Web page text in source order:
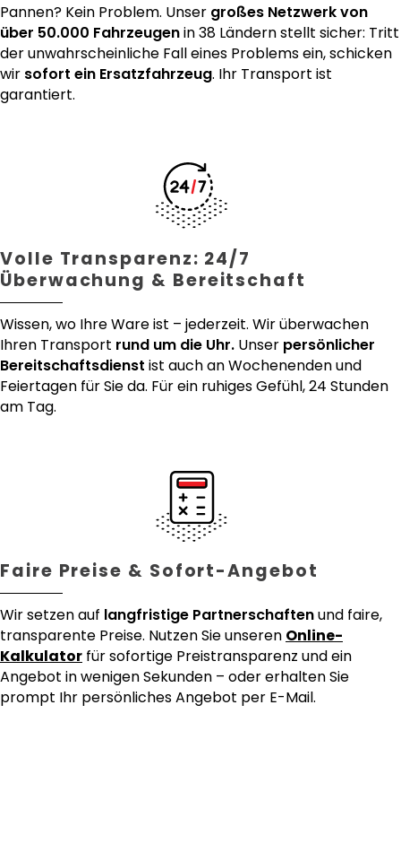
Pannen? Kein Problem. Unser großes Netzwerk von
über 50.000 Fahrzeugenin 38 Ländern stellt sicher: Tritt
der unwahrscheinliche Fall eines Problems ein, schicken
wir sofort ein Ersatzfahrzeug. Ihr Transport ist
garantiert.
Volle Transparenz: 24/7
Überwachung & Bereitschaft
Wissen, wo Ihre Ware ist – jederzeit. Wir überwachen
Ihren Transport rund um die Uhr. Unser persönlicher
Bereitschaftsdienst ist auch an Wochenenden und
Feiertagen für Sie da. Für ein ruhiges Gefühl, 24 Stunden
am Tag.
Faire Preise & Sofort-Angebot
Wir setzen auf langfristige Partnerschaftenund faire,
transparente Preise. Nutzen Sie unseren Online-
Kalkulator für sofortige Preistransparenz und ein
Angebot in wenigen Sekunden – oder erhalten Sie
prompt Ihr persönliches Angebot per E-Mail.